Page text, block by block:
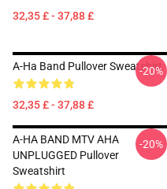
32,35 £ - 37,88 £
A-Ha Band Pullover Sweatshirt
32,35 £ - 37,88 £
-20%
A-HA BAND MTV AHA
UNPLUGGED Pullover
Sweatshirt
-20%